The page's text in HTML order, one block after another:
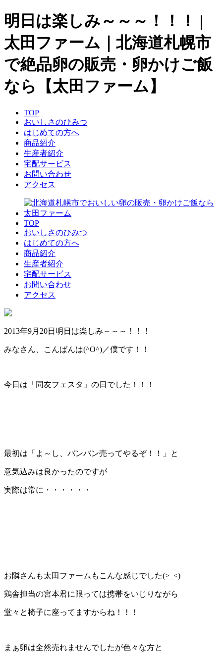
明日は楽しみ～～～！！！ |
太田ファーム｜北海道札幌市
で絶品卵の販売・卵かけご飯
なら【太田ファーム】
TOP
おいしさのひみつ
はじめての方へ
商品紹介
生産者紹介
宅配サービス
お問い合わせ
アクセス
TOP
おいしさのひみつ
はじめての方へ
商品紹介
生産者紹介
宅配サービス
お問い合わせ
アクセス
2013年9月20日 明日は楽しみ～～～！！！
みなさん、こんばんは(^O^)／僕です！！
今日は「同友フェスタ」の日でした！！！
最初は「よ～し、バンバン売ってやるぞ！！」と
意気込みは良かったのですが
実際は常に・・・・・・
お隣さんも太田ファームもこんな感じでした(>_<)
鶏舎担当の宮本君に限っては携帯をいじりながら
堂々と椅子に座ってますからね！！！
まぁ卵は全然売れませんでしたが色々な方と